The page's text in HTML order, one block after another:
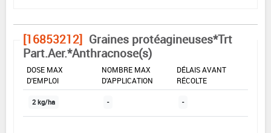
[16853212] Graines protéagineuses*Trt
Part.Aer.*Anthracnose(s)
DOSE MAX
D'EMPLOI
NOMBRE MAX
D'APPLICATION
DÉLAIS AVANT
RÉCOLTE
2 kg/ha - -